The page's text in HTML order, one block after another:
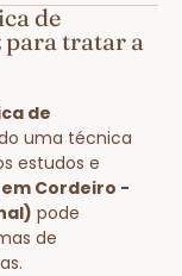
de
para tratar a
de
uma técnica
estudos e
em Cordeiro -
pode
de